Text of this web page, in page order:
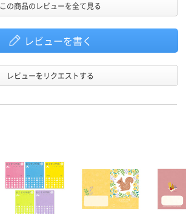
この商品のレビューを全て見る
レビューを書く
レビューをリクエストする